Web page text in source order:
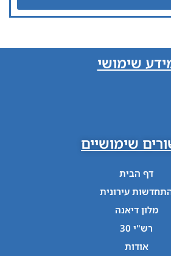
שימושי
שימושיים
דף הבית
עירונית
מלון דיאנה
רש"י 30
אודות